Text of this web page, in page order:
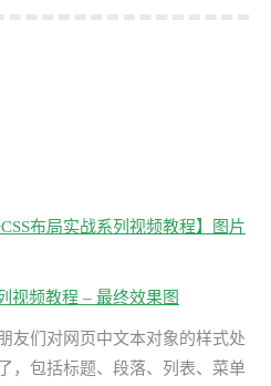
布局实战系列视频教程】图片
视频教程 – 最终效果图
友们对网页中文本对象的样式处
，包括标题、段落、列表、菜单